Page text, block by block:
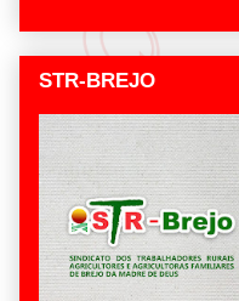
STR-BREJO